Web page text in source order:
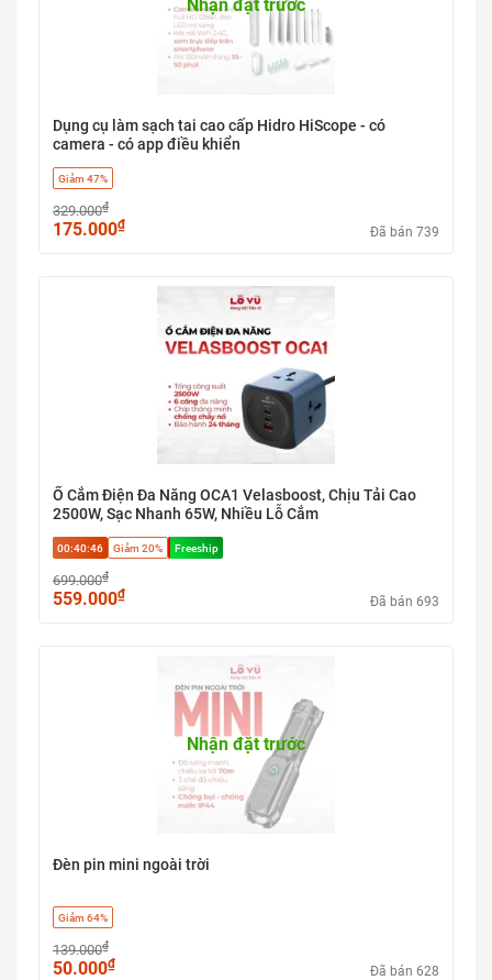
Nhận đặt trước
Dụng cụ làm sạch tai cao cấp Hidro HiScope - có
camera - có app điều khiển
Giảm 47%
329.000₫
175.000₫ Đã bán 739
Ổ Cắm Điện Đa Năng OCA1 Velasboost, Chịu Tải Cao
2500W, Sạc Nhanh 65W, Nhiều Lỗ Cắm
00:40:45 Giảm 20% Freeship
699.000₫
559.000₫ Đã bán 693
Nhận đặt trước
Đèn pin mini ngoài trời
Giảm 64%
139.000₫
50.000₫ Đã bán 628